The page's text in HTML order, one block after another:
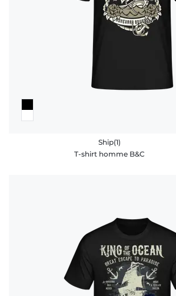
Ship(1)
T-shirt homme B&C